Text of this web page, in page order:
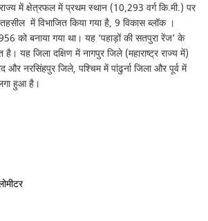
में क्षेत्रफल में प्रथम स्थान (10,293 वर्ग कि.मी.) पर
में विभाजित किया गया है, 9 विकास ब्लॉक ।
को बनाया गया था। यह ‘पहाड़ों की सतपुरा रेंज’ के
है। यह जिला दक्षिण में नागपुर जिले (महाराष्ट्र राज्य में)
और नरसिंहपुर जिले, पश्चिम में पांढुर्ना जिला और पूर्व में
हुआ है।